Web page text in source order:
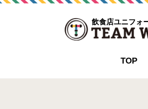
飲食店ユニフォ
TOP